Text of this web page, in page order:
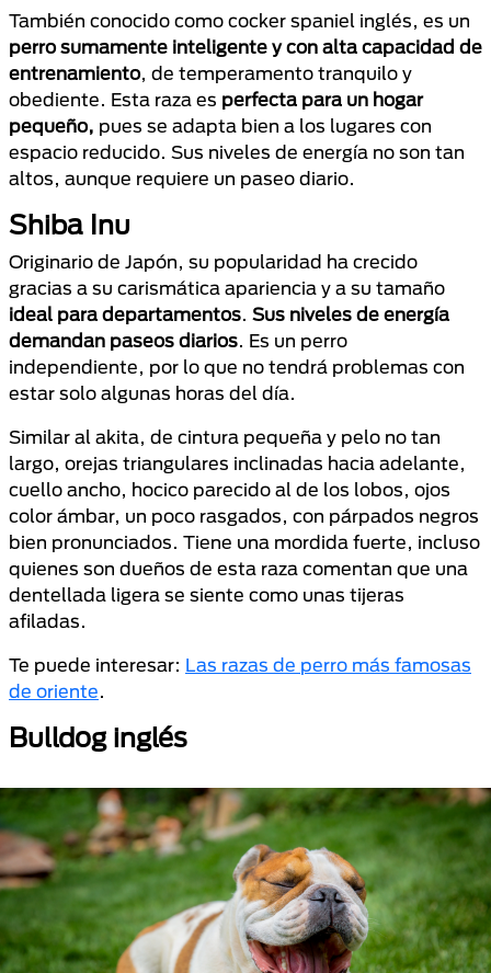
También conocido como cocker spaniel inglés, es un
perro sumamente inteligente y con alta capacidad de
entrenamiento, de temperamento tranquilo y
obediente. Esta raza es perfecta para un hogar
pequeño, pues se adapta bien a los lugares con
espacio reducido. Sus niveles de energía no son tan
altos, aunque requiere un paseo diario.
Shiba Inu
Originario de Japón, su popularidad ha crecido
gracias a su carismática apariencia y a su tamaño
ideal para departamentos. Sus niveles de energía
demandan paseos diarios. Es un perro
independiente, por lo que no tendrá problemas con
estar solo algunas horas del día.
Similar al akita, de cintura pequeña y pelo no tan
largo, orejas triangulares inclinadas hacia adelante,
cuello ancho, hocico parecido al de los lobos, ojos
color ámbar, un poco rasgados, con párpados negros
bien pronunciados. Tiene una mordida fuerte, incluso
quienes son dueños de esta raza comentan que una
dentellada ligera se siente como unas tijeras
afiladas.
Te puede interesar: Las razas de perro más famosas
de oriente.
Bulldog inglés